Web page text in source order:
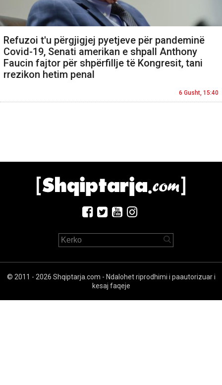
Refuzoi t'u përgjigjej pyetjeve për pandeminë
Covid-19, Senati amerikan e shpall Anthony
Faucin fajtor për shpërfillje të Kongresit, tani
rrezikon hetim penal
6 Gusht, 15:40
© 2011 - 2026 Shqiptarja.com - Ndalohet riprodhimi i paautorizuar i
kesaj faqeje